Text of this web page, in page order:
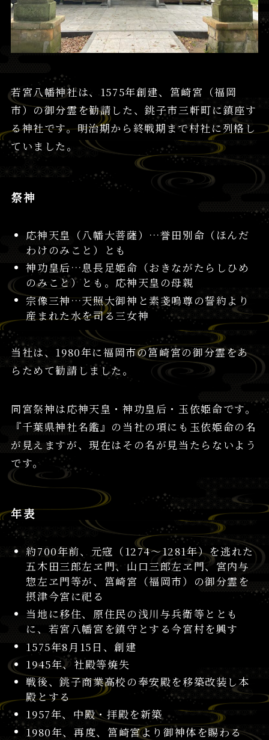
若宮八幡神社は、1575年創建、筥崎宮（福岡
市）の御分霊を勧請した、銚子市三軒町に鎮座す
る神社です。明治期から終戦期まで村社に列格し
ていました。
祭神
応神天皇（八幡大菩薩）…誉田別命（ほんだ
わけのみこと）とも
神功皇后…息長足姫命（おきながたらしひめ
のみこと）とも。応神天皇の母親
宗像三神…天照大御神と素戔嗚尊の誓約より
産まれた水を司る三女神
当社は、1980年に福岡市の筥崎宮の御分霊をあ
らためて勧請しました。
同宮祭神は応神天皇・神功皇后・玉依姫命です。
『千葉県神社名鑑』の当社の項にも玉依姫命の名
が見えますが、現在はその名が見当たらないよう
です。
年表
約700年前、元寇（1274～1281年）を逃れた
五木田三郎左ヱ門、山口三郎左ヱ門、宮内与
惣左ヱ門等が、筥崎宮（福岡市）の御分霊を
摂津今宮に祀る
当地に移住、原住民の浅川与兵衛等ととも
に、若宮八幡宮を鎮守とする今宮村を興す
1575年8月15日、創建
1945年、社殿等焼失
戦後、銚子商業高校の奉安殿を移築改装し本
殿とする
1957年、中殿・拝殿を新築
1980年、再度、筥崎宮より御神体を賜わる